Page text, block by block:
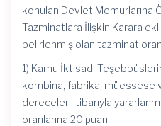
konulan Devlet Memurlarına
Tazminatlara İlişkin Karara ekli
belirlenmiş olan tazminat
1) Kamu İktisadi
kombina, fabrika, müessese
dereceleri itibarıyla
oranlarına 20 puan,